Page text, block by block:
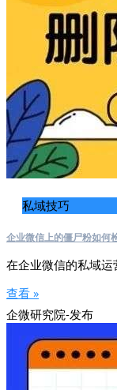
私域技巧
企业微信上的僵尸粉如何
在企业微信的私域
查看 »
企微研究院-发布